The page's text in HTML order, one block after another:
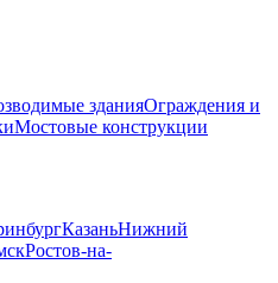
зданияОграждения и
Мостовые конструкции
КазаньНижний
Ростов-на-